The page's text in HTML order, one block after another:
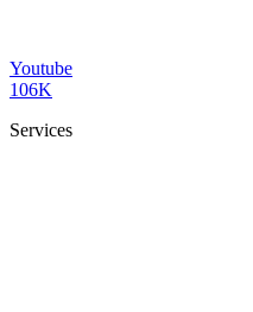
Youtube
106K
Services